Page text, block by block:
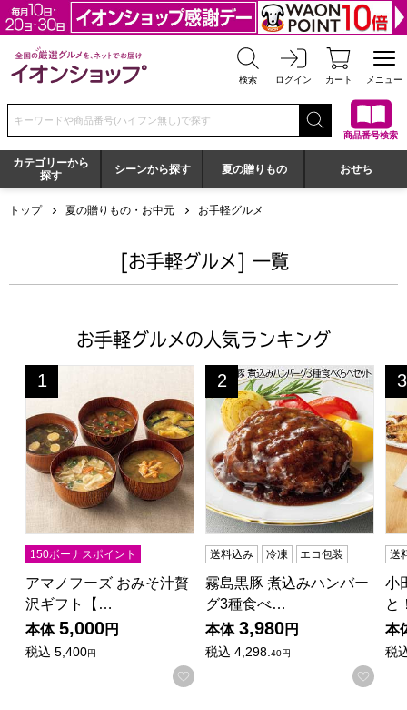
全国の厳選グルメを、ネットでお届け イオンショップ
検索 ログイン カート メニュー
検索キーワードまたは商品番号を入力してください
商品番号検索
カテゴリーから
探す
シーンから探す 夏の贈りもの おせち
トップ 夏の贈りもの・お中元 お手軽グルメ
[お手軽グルメ] 一覧
お手軽グルメの人気ランキング
アマノフーズ おみそ汁贅沢ギフト【夏の贈りもの・お中
1
位
150ボーナスポイント
アマノフーズ おみそ汁贅
沢ギフト【…
本体 5,000円
税込 5,400円
お気に入りに登録する
霧島黒豚 煮込みハンバーグ3
2
位
送料込み 冷凍 エコ包装
霧島黒豚 煮込みハンバー
グ3種食べ…
本体 3,980円
税込 4,298.40円
お気
3
位
送
小
と
本
税